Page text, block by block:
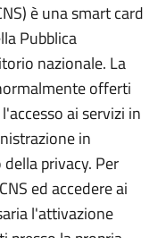
è una smart card
Pubblica
nazionale. La
offerti
ai servizi in
in
privacy. Per
ed accedere ai
l'attivazione